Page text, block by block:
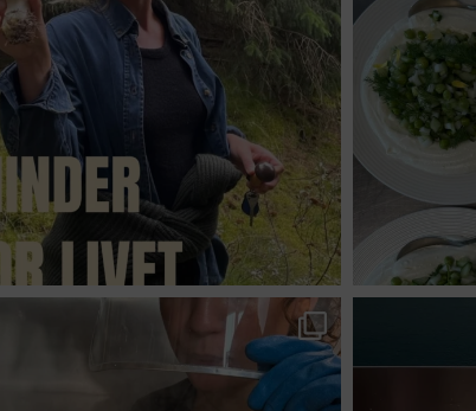
suhrs_hojskole